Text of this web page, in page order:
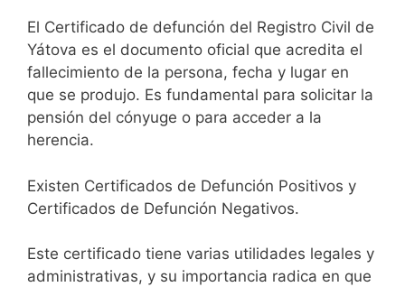
El Certificado de defunción del Registro Civil de
Yátova es el documento oficial que acredita el
fallecimiento de la persona, fecha y lugar en
que se produjo. Es fundamental para solicitar la
pensión del cónyuge o para acceder a la
herencia.
Existen Certificados de Defunción Positivos y
Certificados de Defunción Negativos.
Este certificado tiene varias utilidades legales y
administrativas, y su importancia radica en que